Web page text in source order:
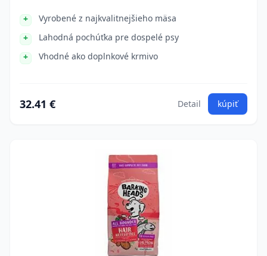
Vyrobené z najkvalitnejšieho mäsa
Lahodná pochúťka pre dospelé psy
Vhodné ako doplnkové krmivo
32.41 € Detail kúpiť